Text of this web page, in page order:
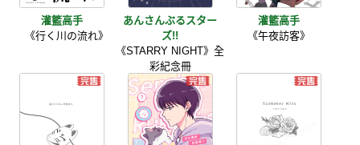
灌籃高手
《行く川の流れ》
あんさんぶるスター
ズ!!
《STARRY NIGHT》全
彩紀念冊
灌籃高手
《午夜訪客》